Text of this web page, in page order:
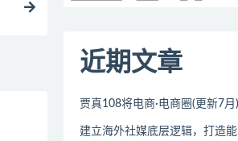
近期文章
贾真108将电商·电商圈(更新7月)
建立海外社媒底层逻辑，打造